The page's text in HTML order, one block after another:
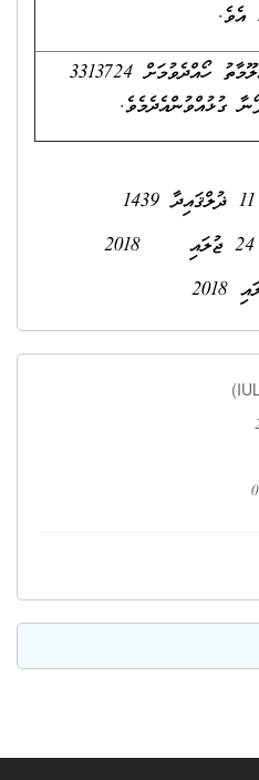
އިތުރު މަޢުލޫމާތު ހޯއްދެވުމަށް 3313724
ގުޅުއްވުންއެދެމެވެ.